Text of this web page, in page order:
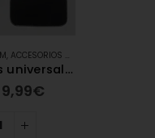
, ACCESORIOS ALFA ROMEO
Alfombrillas universales de moqueta – Carengine
9,99€